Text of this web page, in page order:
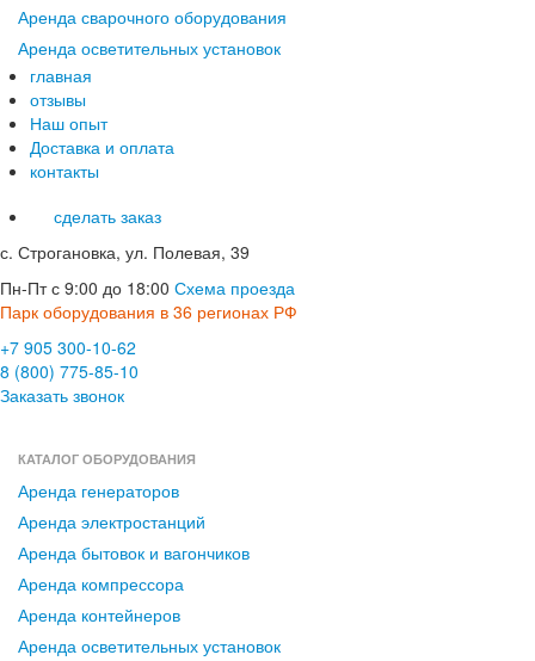
Аренда сварочного оборудования
Аренда осветительных установок
главная
отзывы
Наш опыт
Доставка и оплата
контакты
сделать заказ
с. Строгановка, ул. Полевая, 39
Пн-Пт с 9:00 до 18:00 Схема проезда
Парк оборудования в 36 регионах РФ
+7 905 300-10-62
8 (800) 775-85-10
Заказать звонок
КАТАЛОГ ОБОРУДОВАНИЯ
Аренда генераторов
Аренда электростанций
Аренда бытовок и вагончиков
Аренда компрессора
Аренда контейнеров
Аренда осветительных установок